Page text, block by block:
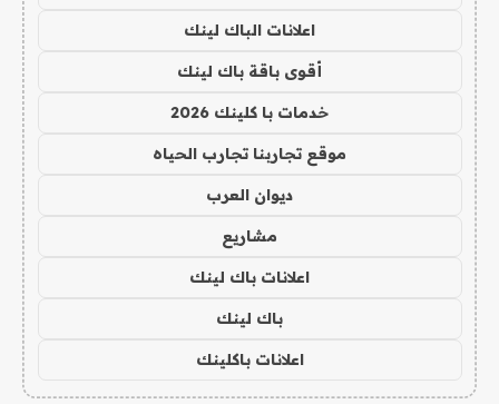
اعلانات الباك لينك
أقوى باقة باك لينك
خدمات با كلينك 2026
موقع تجاربنا تجارب الحياه
ديوان العرب
مشاريع
اعلانات باك لينك
باك لينك
اعلانات باكلينك